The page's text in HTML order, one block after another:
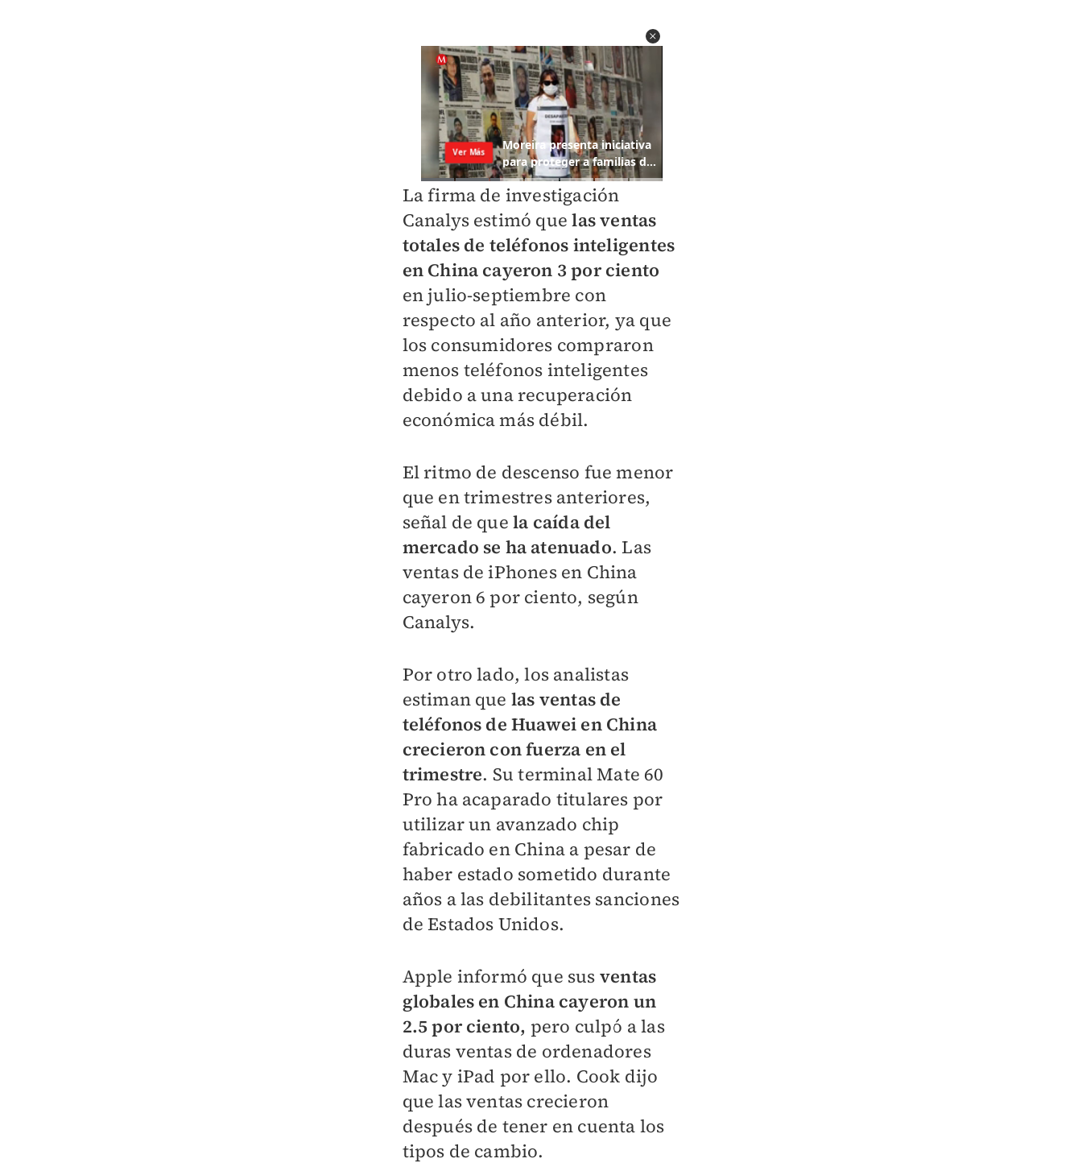
La firma de investigación
Canalys estimó que las ventas
totales de teléfonos inteligentes
en China cayeron 3 por ciento
en julio-septiembre con
respecto al año anterior, ya que
los consumidores compraron
menos teléfonos inteligentes
debido a una recuperación
económica más débil.
El ritmo de descenso fue menor
que en trimestres anteriores,
señal de que la caída del
mercado se ha atenuado. Las
ventas de iPhones en China
cayeron 6 por ciento, según
Canalys.
Por otro lado, los analistas
estiman que las ventas de
teléfonos de Huawei en China
crecieron con fuerza en el
trimestre. Su terminal Mate 60
Pro ha acaparado titulares por
utilizar un avanzado chip
fabricado en China a pesar de
haber estado sometido durante
años a las debilitantes sanciones
de Estados Unidos.
Apple informó que sus ventas
globales en China cayeron un
2.5 por ciento, pero culpó a las
duras ventas de ordenadores
Mac y iPad por ello. Cook dijo
que las ventas crecieron
después de tener en cuenta los
tipos de cambio.